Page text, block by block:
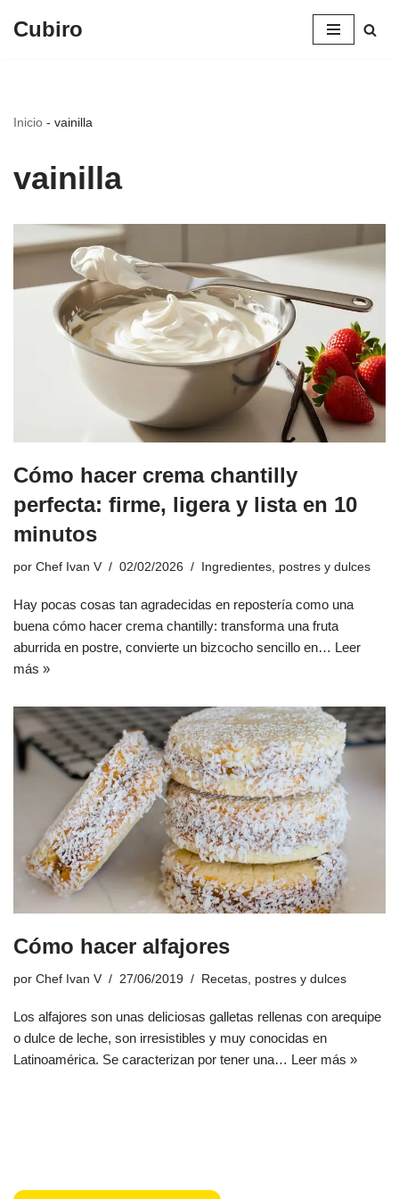
Cubiro
Inicio - vainilla
vainilla
Cómo hacer crema chantilly
perfecta: firme, ligera y lista en 10
minutos
por Chef Ivan V 02/02/2026 Ingredientes, postres y dulces
Hay pocas cosas tan agradecidas en repostería como una
buena cómo hacer crema chantilly: transforma una fruta
aburrida en postre, convierte un bizcocho sencillo en… Leer
más »
Cómo hacer alfajores
por Chef Ivan V 27/06/2019 Recetas, postres y dulces
Los alfajores son unas deliciosas galletas rellenas con arequipe
o dulce de leche, son irresistibles y muy conocidas en
Latinoamérica. Se caracterizan por tener una… Leer más »